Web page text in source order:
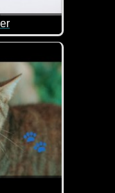
des eigenen